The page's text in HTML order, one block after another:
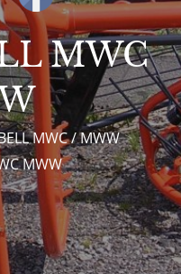
MWC
MWC / MWW
MWW